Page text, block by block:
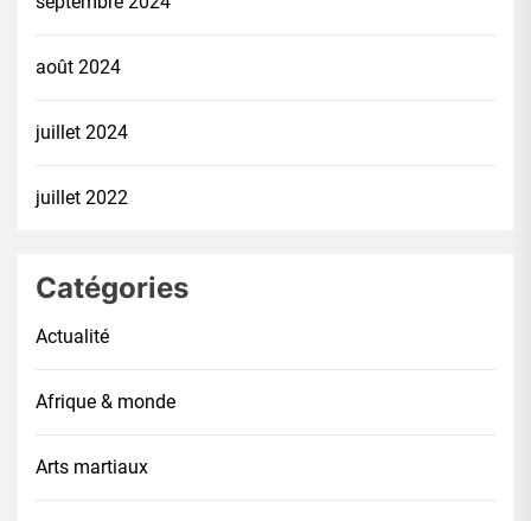
août 2024
juillet 2024
juillet 2022
Catégories
Actualité
Afrique & monde
Arts martiaux